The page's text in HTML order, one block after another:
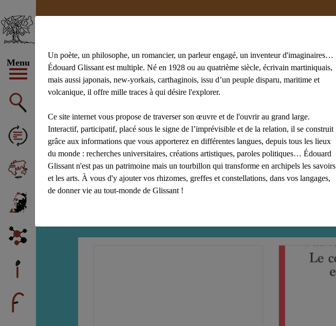
Menu
#achiery #acoma
Afficher tous les mots clés
Un poète, un philosophe, un romancier, un parleur engagé, un inventeur d'imaginaires…
Édouard Glissant est multiple. Né en 1928 ou au quatrième siècle, écrivain martiniquais,
mais aussi japonais, new-yorkais, carthaginois, issu d’un peuple disparu, maritime et
volcanique, il offre mille traces à qui désire l'explorer.
Ce site internet vous propose de traverser son œuvre et de l'ouvrir au grand large.
Interactif, participatif, placé sous le signe de l’imprévisible et de la relation, il se construit
grâce aux informations que vous apporterez en différentes langues, depuis tous les lieux
du monde : recherches universitaires, créations artistiques, paroles politiques… Édouard
Glissant n'est pas un patrimoine mais un tourbillon qui transforme en archipels les savoirs
et les arts. À vous d'y ajouter vos rhizomes, greffes et constellations, dans vos langages,
de donner vie au tout-monde de Glissant !